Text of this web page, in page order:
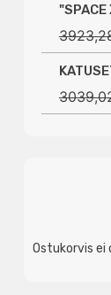
"SPACE
Ostukorvis ei